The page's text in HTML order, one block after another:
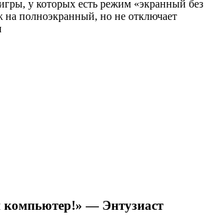
у которых есть режим «экранный без
полноэкранный, но не отключает
компьютер!» — Энтузиаст